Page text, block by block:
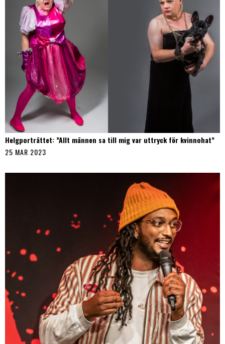
Helgporträttet: ”Allt männen sa till mig var uttryck för kvinnohat”
25 MAR 2023